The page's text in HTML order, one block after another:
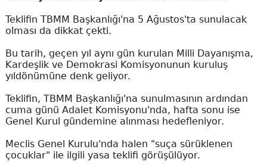
Teklifin TBMM Başkanlığı'na 5 Ağustos'ta sunulacak
olması da dikkat çekti.
Bu tarih, geçen yıl aynı gün kurulan Milli Dayanışma,
Kardeşlik ve Demokrasi Komisyonunun kuruluş
yıldönümüne denk geliyor.
Teklifin, TBMM Başkanlığı'na sunulmasının ardından
cuma günü Adalet Komisyonu'nda, hafta sonu ise
Genel Kurul gündemine alınması hedefleniyor.
Meclis Genel Kurulu'nda halen "suça sürüklenen
çocuklar" ile ilgili yasa teklifi görüşülüyor.